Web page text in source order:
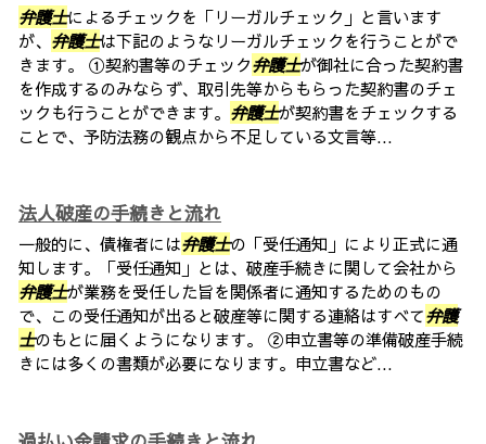
弁護士によるチェックを「リーガルチェック」と言います
が、 弁護士は下記のようなリーガルチェックを行うことがで
きます。 ①契約書等のチェック弁護士が御社に合った契約書
を作成するのみならず、取引先等からもらった契約書のチェ
ックも行うことができます。 弁護士が契約書をチェックする
ことで、予防法務の観点から不足している文言等...
法人破産の手続きと流れ
一般的に、債権者には弁護士の「受任通知」により正式に通
知します。「受任通知」とは、破産手続きに関して会社から
弁護士が業務を受任した旨を関係者に通知するためのもの
で、この受任通知が出ると破産等に関する連絡はすべて弁護
士のもとに届くようになります。 ②申立書等の準備破産手続
きには多くの書類が必要になります。申立書など...